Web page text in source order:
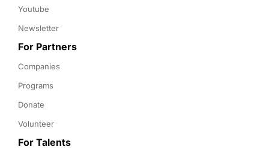
Youtube
Newsletter
For Partners
Companies
Programs
Donate
Volunteer
For Talents